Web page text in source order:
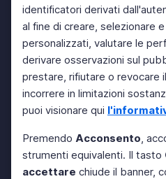
identificatori derivati
al fine di creare, selezionare
personalizzati, valutare le
derivare osservazioni sul
prestare, rifiutare o revocare
incorrere in limitazioni
puoi visionare qui
Premendo Acconsento,
strumenti equivalenti. Il tasto
accettare chiude il banner,